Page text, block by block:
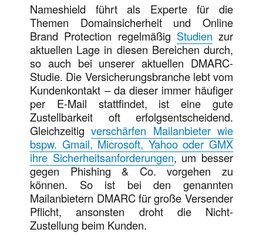
Nameshield führt als Experte für die
Themen Domainsicherheit und Online
Brand Protection regelmäßig Studien zur
aktuellen Lage in diesen Bereichen durch,
so auch bei unserer aktuellen DMARC-
Studie. Die Versicherungsbranche lebt vom
Kundenkontakt – da dieser immer häufiger
per E-Mail stattfindet, ist eine gute
Zustellbarkeit oft erfolgsentscheidend.
Gleichzeitigverschärfen Mailanbieter wie
bspw. Gmail, Microsoft, Yahoo oder GMX
ihre Sicherheitsanforderungen, um besser
gegen Phishing & Co. vorgehen zu
können. So ist bei den genannten
Mailanbietern DMARC für große Versender
Pflicht, ansonsten droht die Nicht-
Zustellung beim Kunden.